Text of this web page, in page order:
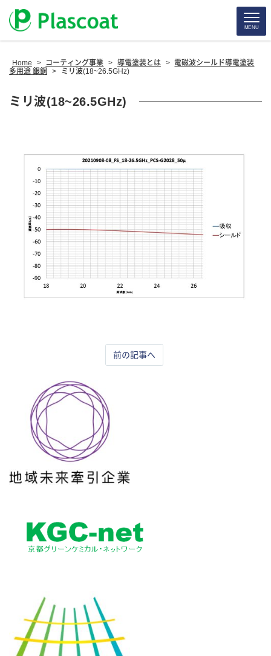
MENU
Home > コーティング事業 > 導電塗装とは > 電磁波シールド導電塗装
多用途 銀銅
> ミリ波(18~26.5GHz)
ミリ波(18~26.5GHz)
前の記事へ